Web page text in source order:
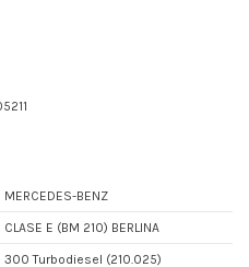
MERCEDES-BENZ
CLASE E (BM 210) BERLINA
300 Turbodiesel (210.025)